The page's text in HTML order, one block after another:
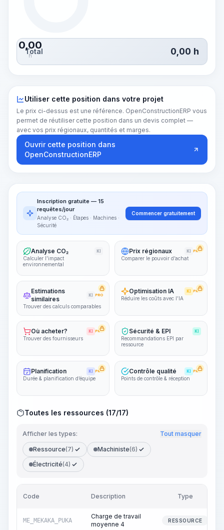
0,00
h
Total 0,00 h
Utiliser cette position dans votre projet
Le prix ci-dessus est une référence. OpenConstructionERP vous
permet de réutiliser cette position dans un devis complet —
avec vos prix régionaux, quantités et marges.
Ouvrir cette position dans
OpenConstructionERP
Inscription gratuite — 15
requêtes/jour
Analyse CO₂ · Étapes · Machines ·
Sécurité
Commencer gratuitement
Analyse CO₂ KI
Calculer l’impact
environnemental
Prix régionaux KI PRO
Comparer le pouvoir d’achat
Estimations
similaires
KI PRO
Trouver des calculs comparables
Optimisation IA KI PRO
Réduire les coûts avec l’IA
Où acheter? KI PRO
Trouver des fournisseurs
Sécurité & EPI KI
Recommandations EPI par
ressource
Planification KI PRO
Durée & planification d’équipe
Contrôle qualité KI PRO
Points de contrôle & réception
Toutes les ressources (17/17)
Afficher les types: Tout masquer
Ressource(7) Machiniste(6)
Électricité(4)
Code Description Type
ME_MEKAKA_PUKA
Charge de travail
moyenne 4
RESSOURCE